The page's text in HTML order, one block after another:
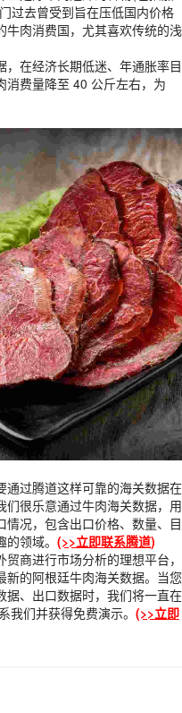
过去曾受到旨在压低国内价格
牛肉消费国，尤其喜欢传统的浅
在经济长期低迷、年通胀率目
消费量降至 40 公斤左右，为
通过腾道这样可靠的海关数据在
很乐意通过牛肉海关数据，用
况，包含出口价格、数量、目
领域。 (>>立即联系腾道)
商进行市场分析的理想平台，
的阿根廷牛肉海关数据。当您
据、出口数据时，我们将一直在
们并获得免费演示。 (>>立即